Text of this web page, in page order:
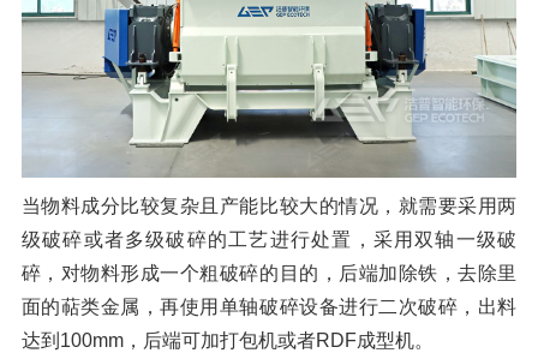
当物料成分比较复杂且产能比较大的情况，就需要采用两
级破碎或者多级破碎的工艺进行处置，采用双轴一级破
碎，对物料形成一个粗破碎的目的，后端加除铁，去除里
面的萜类金属，再使用单轴破碎设备进行二次破碎，出料
达到100mm，后端可加打包机或者RDF成型机。